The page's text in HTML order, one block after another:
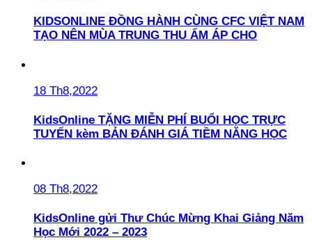
KIDSONLINE ĐỒNG HÀNH CÙNG CFC VIỆT NAM
TẠO NÊN MÙA TRUNG THU ẤM ÁP CHO
18 Th8,2022
KidsOnline TẶNG MIỄN PHÍ BUỔI HỌC TRỰC
TUYẾN kèm BẢN ĐÁNH GIÁ TIỀM NĂNG HỌC
08 Th8,2022
KidsOnline gửi Thư Chúc Mừng Khai Giảng Năm
Học Mới 2022 – 2023